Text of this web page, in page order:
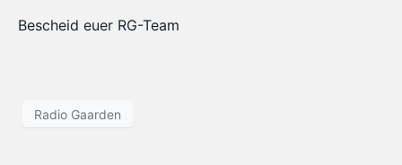
Bescheid euer RG-Team
Radio Gaarden